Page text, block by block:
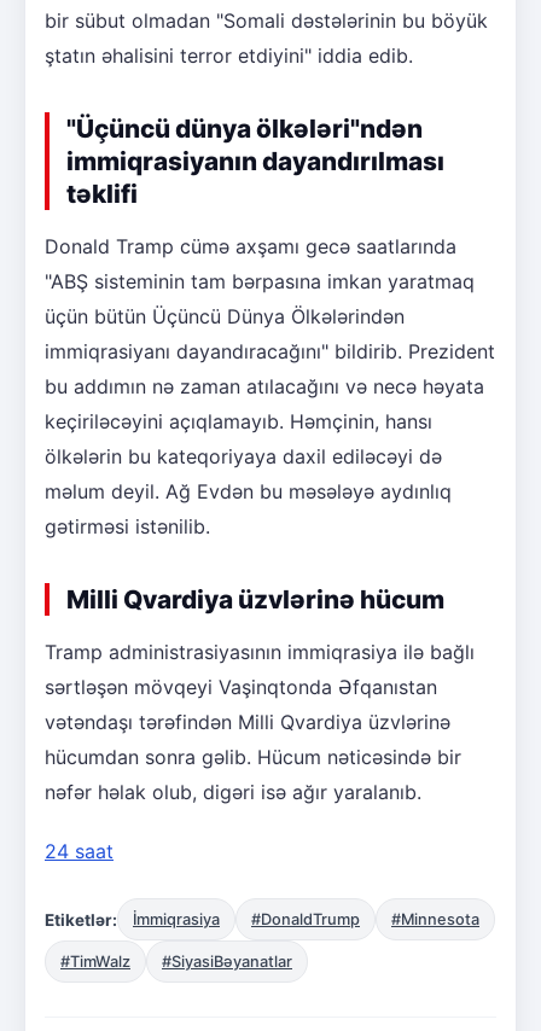
bir sübut olmadan "Somali dəstələrinin bu böyük
ştatın əhalisini terror etdiyini" iddia edib.
"Üçüncü dünya ölkələri"ndən
immiqrasiyanın dayandırılması
təklifi
Donald Tramp cümə axşamı gecə saatlarında
"ABŞ sisteminin tam bərpasına imkan yaratmaq
üçün bütün Üçüncü Dünya Ölkələrindən
immiqrasiyanı dayandıracağını" bildirib. Prezident
bu addımın nə zaman atılacağını və necə həyata
keçiriləcəyini açıqlamayıb. Həmçinin, hansı
ölkələrin bu kateqoriyaya daxil ediləcəyi də
məlum deyil. Ağ Evdən bu məsələyə aydınlıq
gətirməsi istənilib.
Milli Qvardiya üzvlərinə hücum
Tramp administrasiyasının immiqrasiya ilə bağlı
sərtləşən mövqeyi Vaşinqtonda Əfqanıstan
vətəndaşı tərəfindən Milli Qvardiya üzvlərinə
hücumdan sonra gəlib. Hücum nəticəsində bir
nəfər həlak olub, digəri isə ağır yaralanıb.
24 saat
Etiketlər: İmmiqrasiya #DonaldTrump #Minnesota
#TimWalz #SiyasiBəyanatlar